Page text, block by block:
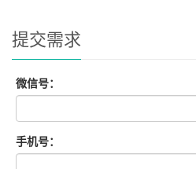
提交需求
微信号：
手机号：